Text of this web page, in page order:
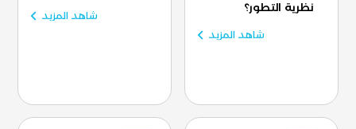
نظرية التطور؟
شاهد المزيد
شاهد المزيد